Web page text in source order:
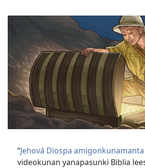
“Jehová Diospa
videokunan yanapasunki Biblia